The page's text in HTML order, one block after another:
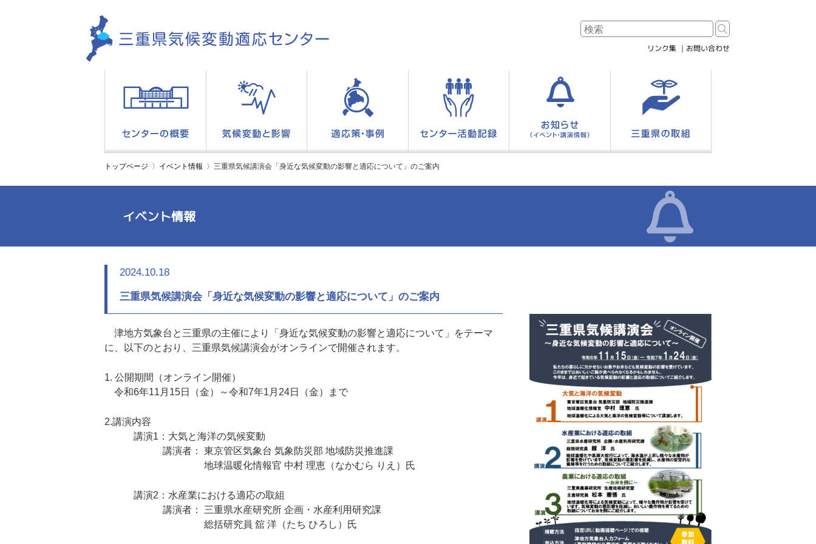
リンク集 お問い合わせ
トップページ イベント情報 三重県気候講演会「身近な気候変動の影響と適応について」のご案内
イベント情報
2024.10.18
三重県気候講演会「身近な気候変動の影響と適応について」のご案内
津地方気象台と三重県の主催により「身近な気候変動の影響と適応について」をテーマ
に、以下のとおり、三重県気候講演会がオンラインで開催されます。
1. 公開期間（オンライン開催）
令和6年11月15日（金）～令和7年1月24日（金）まで
2.講演内容
講演1：大気と海洋の気候変動
講演者： 東京管区気象台 気象防災部 地域防災推進課
地球温暖化情報官 中村 理恵（なかむら りえ）氏
講演2：水産業における適応の取組
講演者： 三重県水産研究所 企画・水産利用研究課
総括研究員 舘 洋（たち ひろし）氏